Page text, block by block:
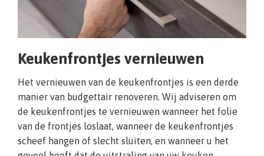
Keukenfrontjes vernieuwen
Het vernieuwen van de keukenfrontjes is een derde
manier van budgettair renoveren. Wij adviseren om
de keukenfrontjes te vernieuwen wanneer het folie
van de frontjes loslaat, wanneer de keukenfrontjes
scheef hangen of slecht sluiten, en wanneer u het